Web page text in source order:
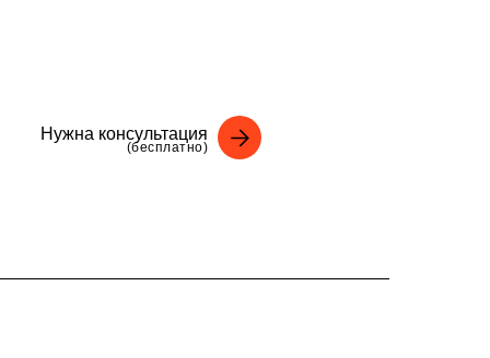
Нужна консультация
(бесплатно)